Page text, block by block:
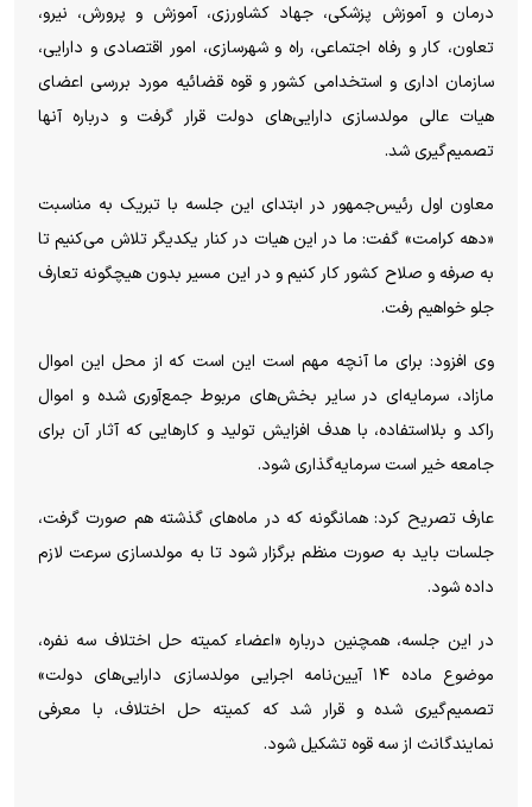
درمان و آموزش پزشکی، جهاد کشاورزی، آموزش و پرورش، نیرو،
تعاون، کار و رفاه اجتماعی، راه و شهرسازی، امور اقتصادی و دارایی،
سازمان اداری و استخدامی کشور و قوه قضائیه مورد بررسی اعضای
هیات عالی مولدسازی دارایی‌های دولت قرار گرفت و درباره آنها
تصمیم‌گیری شد.
معاون اول رئیس‌جمهور در ابتدای این جلسه با تبریک به مناسبت
«دهه کرامت» گفت: ما در این هیات در کنار یکدیگر تلاش می‌کنیم تا
به صرفه و صلاح کشور کار کنیم و در این مسیر بدون هیچگونه تعارف
جلو خواهیم رفت.
وی افزود: برای ما آنچه مهم است این است که از محل این اموال
مازاد، سرمایه‌ای در سایر بخش‌های مربوط جمع‌آوری شده و اموال
راکد و بلااستفاده، با هدف افزایش تولید و کار‌هایی که آثار آن برای
جامعه خیر است سرمایه‌گذاری شود.
عارف تصریح کرد: همانگونه که در ماه‌های گذشته هم صورت گرفت،
جلسات باید به صورت منظم برگزار شود تا به مولدسازی سرعت لازم
داده شود.
در این جلسه، همچنین درباره «اعضاء کمیته حل اختلاف سه نفره،
موضوع ماده ۱۴ آیین‌نامه اجرایی مولدسازی دارایی‌های دولت»
تصمیم‌گیری شده و قرار شد که کمیته حل اختلاف، با معرفی
نمایندگانث از سه قوه تشکیل شود.